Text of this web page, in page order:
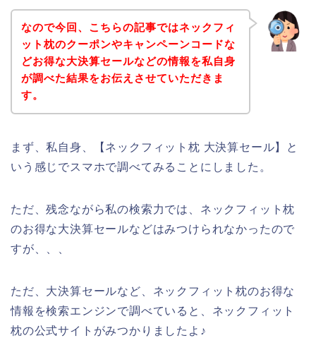
なので今回、こちらの記事ではネックフィ
ット枕のクーポンやキャンペーンコードな
どお得な大決算セールなどの情報を私自身
が調べた結果をお伝えさせていただきま
す。
まず、私自身、【ネックフィット枕 大決算セール】と
いう感じでスマホで調べてみることにしました。
ただ、残念ながら私の検索力では、ネックフィット枕
のお得な大決算セールなどはみつけられなかったので
すが、、、
ただ、大決算セールなど、ネックフィット枕のお得な
情報を検索エンジンで調べていると、ネックフィット
枕の公式サイトがみつかりましたよ♪